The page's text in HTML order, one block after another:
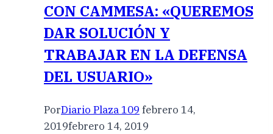
CON CAMMESA: «QUEREMOS
DAR SOLUCIÓN Y
TRABAJAR EN LA DEFENSA
DEL USUARIO»
PorDiario Plaza 109 febrero 14,
2019febrero 14, 2019